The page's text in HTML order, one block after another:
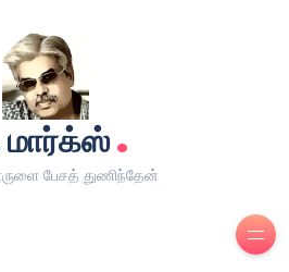
.
பேசத் துணிந்தேன்